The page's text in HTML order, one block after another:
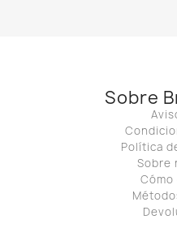
Sobre
Política
Sobre
Cómo